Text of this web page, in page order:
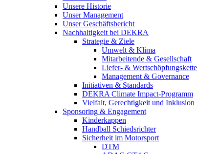
Unsere Historie
Unser Management
Unser Geschäftsbericht
Nachhaltigkeit bei DEKRA
Strategie & Ziele
Umwelt & Klima
Mitarbeitende & Gesellschaft
Liefer- & Wertschöpfungskette
Management & Governance
Initiativen & Standards
DEKRA Climate Impact-Programm
Vielfalt, Gerechtigkeit und Inklusion​
Sponsoring & Engagement
Kinderkappen
Handball Schiedsrichter
Sicherheit im Motorsport
DTM